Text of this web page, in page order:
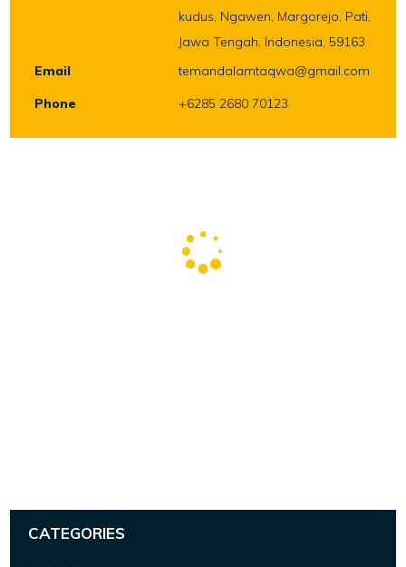
kudus, Ngawen, Margorejo, Pati,
Jawa Tengah, Indonesia, 59163
Email
temandalamtaqwa@gmail.com
Phone
+6285 2680 70123
CATEGORIES